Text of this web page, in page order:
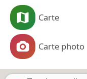
Carte
Carte photo